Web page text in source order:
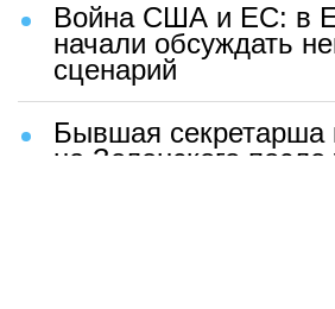
Война США и ЕС: в
начали обсуждать
сценарий
Бывшая секретарша
на Зеленского после